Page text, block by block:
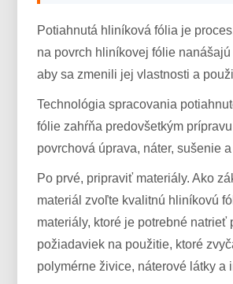
Potiahnutá hliníková fólia je
na povrch hliníkovej fólie nanášajú
aby sa zmenili jej vlastnosti a
Technológia spracovania
fólie zahŕňa predovšetkým
povrchová úprava, náter, sušenie
Po prvé, pripraviť materiály. Ako
materiál zvoľte kvalitnú hliníkovú
materiály, ktoré je potrebné natrieť
požiadaviek na použitie, ktoré
polymérne živice, náterové látky a